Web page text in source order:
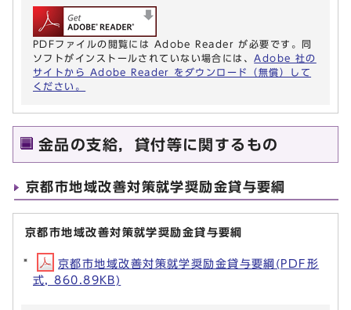
PDFファイルの閲覧には Adobe Reader が必要です。同
ソフトがインストールされていない場合には、 Adobe 社の
サイトから Adobe Reader をダウンロード（無償）して
ください。
金品の支給，貸付等に関するもの
京都市地域改善対策就学奨励金貸与要綱
京都市地域改善対策就学奨励金貸与要綱
京都市地域改善対策就学奨励金貸与要綱(PDF形
式, 860.89KB)